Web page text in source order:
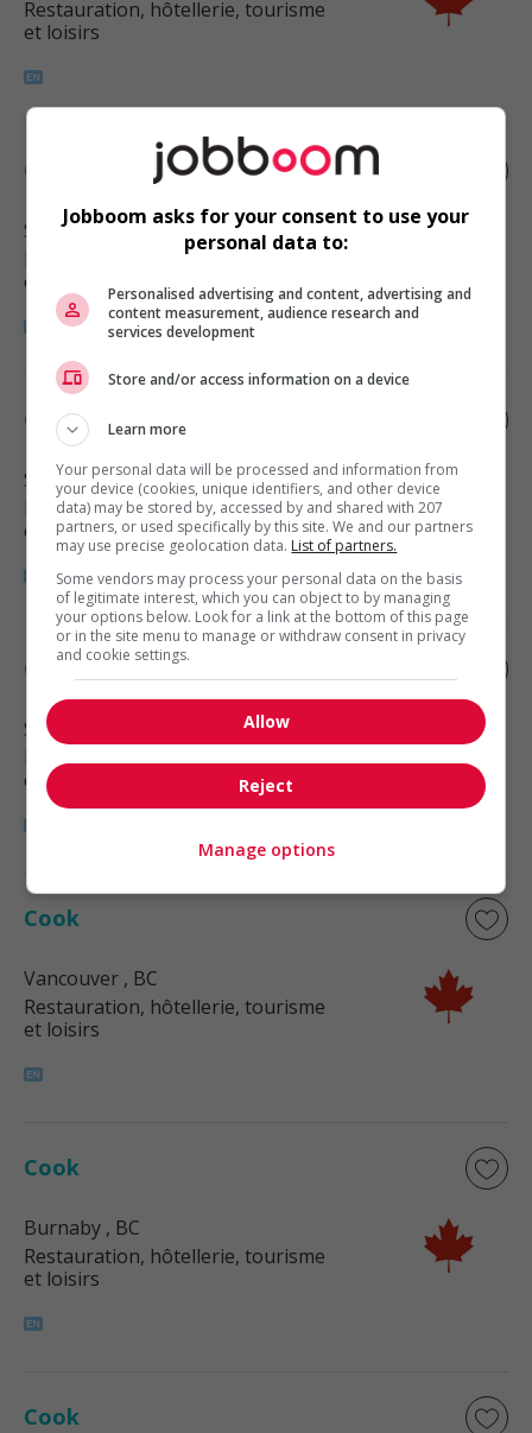
Restauration, hôtellerie, tourisme
et loisirs
Cook
Surrey, BC
Restauration, hôtellerie, tourisme
et loisirs
Cook
Surrey, BC
Restauration, hôtellerie, tourisme
et loisirs
Cook
Surrey
Restauration, hôtellerie, tourisme
et loisirs
Cook
Vancouver , BC
Restauration, hôtellerie, tourisme
et loisirs
Cook
Burnaby , BC
Restauration, hôtellerie, tourisme
et loisirs
Cook
Jobboom asks for your consent to use your
personal data to:
Personalised advertising and content, advertising and
content measurement, audience research and
services development
Store and/or access information on a device
Learn more
Your personal data will be processed and information from
your device (cookies, unique identifiers, and other device
data) may be stored by, accessed by and shared with 207
partners, or used specifically by this site. We and our partners
may use precise geolocation data. List of partners.
Some vendors may process your personal data on the basis
of legitimate interest, which you can object to by managing
your options below. Look for a link at the bottom of this page
or in the site menu to manage or withdraw consent in privacy
and cookie settings.
Allow
Reject
Manage options